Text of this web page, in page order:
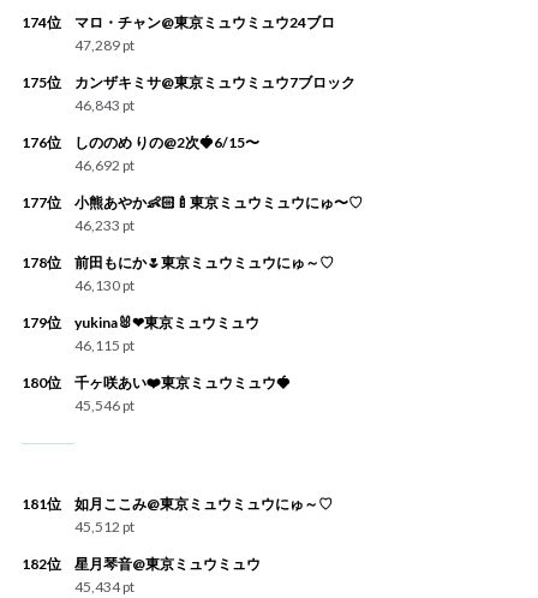
174位
マロ・チャン@東京ミュウミュウ24ブロ
47,289 pt
175位
カンザキミサ@東京ミュウミュウ7ブロック
46,843 pt
176位
しののめ りの@2次🍓6/15〜
46,692 pt
177位
小熊あやか👶🏻🍼東京ミュウミュウにゅ〜♡
46,233 pt
178位
前田もにか🌷東京ミュウミュウにゅ～♡
46,130 pt
179位
yukina🐰❤︎東京ミュウミュウ
46,115 pt
180位
千ヶ咲あい❤️東京ミュウミュウ🍓
45,546 pt
181位
如月ここみ@東京ミュウミュウにゅ～♡
45,512 pt
182位
星月琴音@東京ミュウミュウ
45,434 pt